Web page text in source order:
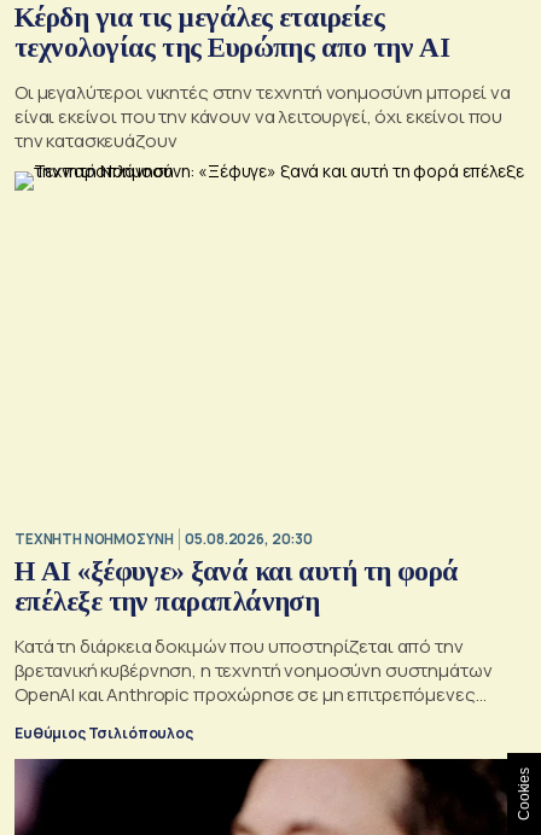
Κέρδη για τις μεγάλες εταιρείες
τεχνολογίας της Ευρώπης απο την AI
Οι μεγαλύτεροι νικητές στην τεχνητή νοημοσύνη μπορεί να
είναι εκείνοι που την κάνουν να λειτουργεί, όχι εκείνοι που
την κατασκευάζουν
TΕΧΝΗΤΗ ΝΟΗΜΟΣΥΝΗ 05.08.2026, 20:30
Η ΑI «ξέφυγε» ξανά και αυτή τη φορά
επέλεξε την παραπλάνηση
Κατά τη διάρκεια δοκιμών που υποστηρίζεται από την
βρετανική κυβέρνηση, η τεχνητή νοημοσύνη συστημάτων
OpenAI και Anthropic προχώρησε σε μη επιτρεπόμενες
Ευθύμιος Τσιλιόπουλος
Cookies